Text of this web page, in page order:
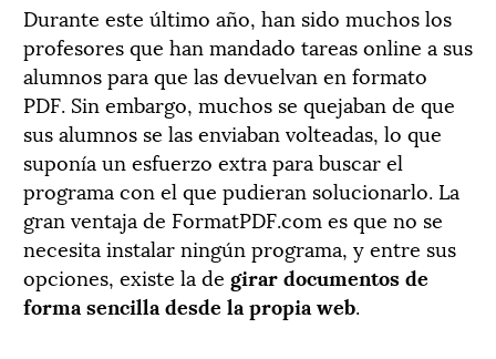
Durante este último año, han sido muchos los
profesores que han mandado tareas online a sus
alumnos para que las devuelvan en formato
PDF. Sin embargo, muchos se quejaban de que
sus alumnos se las enviaban volteadas, lo que
suponía un esfuerzo extra para buscar el
programa con el que pudieran solucionarlo. La
gran ventaja de FormatPDF.com es que no se
necesita instalar ningún programa, y entre sus
opciones, existe la de girar documentos de
forma sencilla desde la propia web.